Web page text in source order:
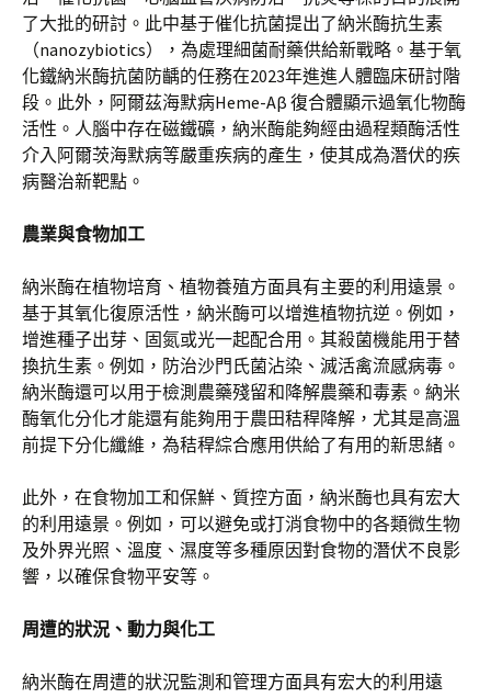
了大批的研討。此中基于催化抗菌提出了納米酶抗生素
（nanozybiotics），為處理細菌耐藥供給新戰略。基于氧
化鐵納米酶抗菌防齲的任務在2023年進進人體臨床研討階
段。此外，阿爾茲海默病Heme-Aβ 復合體顯示過氧化物酶
活性。人腦中存在磁鐵礦，納米酶能夠經由過程類酶活性
介入阿爾茨海默病等嚴重疾病的產生，使其成為潛伏的疾
病醫治新靶點。
農業與食物加工
納米酶在植物培育、植物養殖方面具有主要的利用遠景。
基于其氧化復原活性，納米酶可以增進植物抗逆。例如，
增進種子出芽、固氮或光一起配合用。其殺菌機能用于替
換抗生素。例如，防治沙門氏菌沾染、滅活禽流感病毒。
納米酶還可以用于檢測農藥殘留和降解農藥和毒素。納米
酶氧化分化才能還有能夠用于農田秸稈降解，尤其是高溫
前提下分化纖維，為秸稈綜合應用供給了有用的新思緒。
此外，在食物加工和保鮮、質控方面，納米酶也具有宏大
的利用遠景。例如，可以避免或打消食物中的各類微生物
及外界光照、溫度、濕度等多種原因對食物的潛伏不良影
響，以確保食物平安等。
周遭的狀況、動力與化工
納米酶在周遭的狀況監測和管理方面具有宏大的利用遠